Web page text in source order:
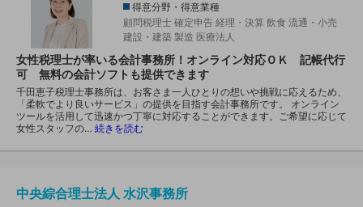
得意分野・得意業種
顧問税理士 確定申告 経理・決算 飲食 流通・小売
建設・建築 製造 医療法人
女性税理士が率いる会計事務所！オンライン対応ＯＫ 記帳代行
可 無料の会計ソフトも提供できます
千田恵子税理士事務所は、お客さま一人ひとりの想いや挑戦に応えるため、
「柔軟でより良いサービス」の提供を目指す会計事務所です。 オンライン
ツールを活用して迅速かつ丁寧に対応することができます。ご希望に応じて
女性スタッフの… 続きを読む
中央綜合理士法人 水沢事務所